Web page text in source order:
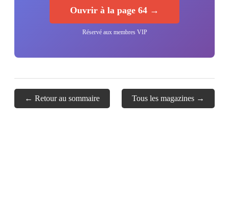
Ouvrir à la page 64 →
Réservé aux membres VIP
← Retour au sommaire Tous les magazines →